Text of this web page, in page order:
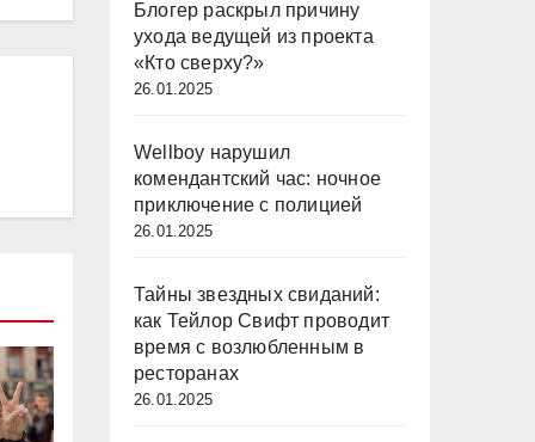
Блогер раскрыл причину
ухода ведущей из проекта
«Кто сверху?»
26.01.2025
Wellboy нарушил
комендантский час: ночное
приключение с полицией
26.01.2025
Тайны звездных свиданий:
как Тейлор Свифт проводит
время с возлюбленным в
ресторанах
26.01.2025